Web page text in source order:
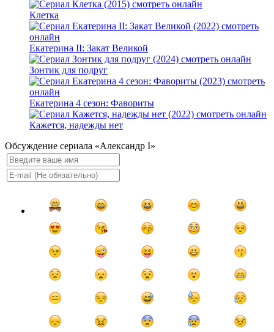
Клетка
Екатерина II: Закат Великой
Зонтик для подруг
Екатерина 4 сезон: Фавориты
Кажется, надежды нет
Обсуждение сериала «Александр I»